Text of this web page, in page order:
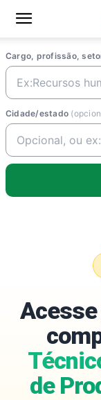
Cargo, profissão,
Cidade/estado
de